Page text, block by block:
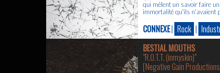
qui mêlent un savoir faire
immortalité qu'ils n'avaient
CONNEXE| Rock |
BESTIAL MOUTHS
"R.O.T.T. (inmyskin)"
[Negative Gain Productions